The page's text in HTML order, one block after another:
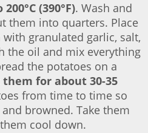
(390°F). Wash and
them into quarters. Place
granulated garlic, salt,
the oil and mix everything
the potatoes on a
for about 30-35
from time to time so
browned. Take them
cool down.